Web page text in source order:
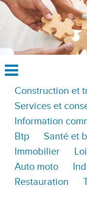
Construction et
Services et
Information
Btp
Santé et
Immobilier
Auto moto
Restauration